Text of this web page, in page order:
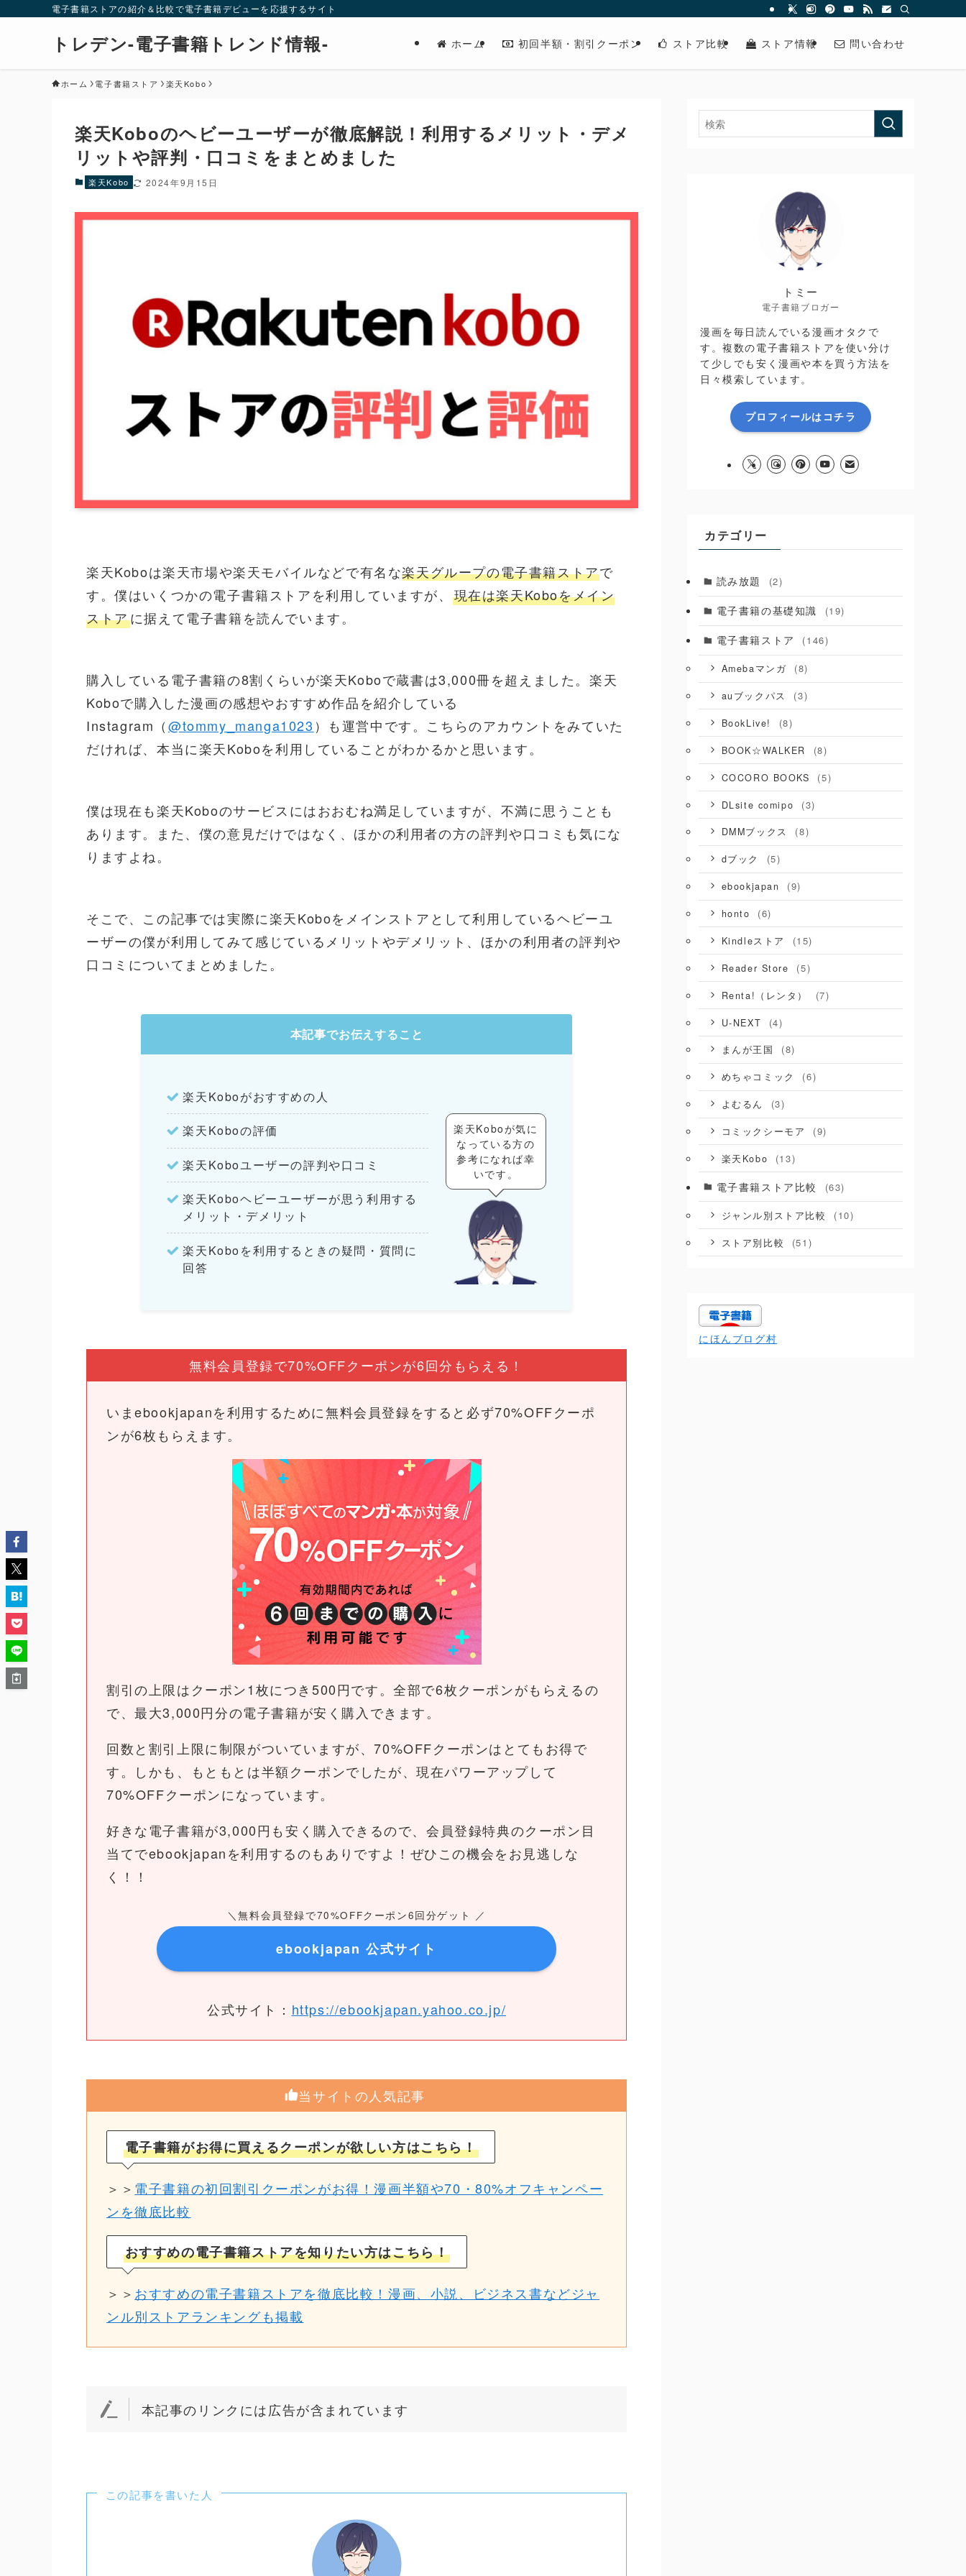
電子書籍ストアの紹介＆比較で電子書籍デビューを応援するサイト
トレデン-電子書籍トレンド情報- ホーム 初回半額・割引クーポン ストア比較 ストア情報 問い合わせ
ホーム 電子書籍ストア 楽天Kobo
楽天Koboのヘビーユーザーが徹底解説！利用するメリット・デメ
リットや評判・口コミをまとめました
楽天Kobo 2024年9月15日
楽天Koboは楽天市場や楽天モバイルなどで有名な楽天グループの電子書籍ストアで
す。僕はいくつかの電子書籍ストアを利用していますが、 現在は楽天Koboをメイン
ストアに据えて電子書籍を読んでいます。
購入している電子書籍の8割くらいが楽天Koboで蔵書は3,000冊を超えました。楽天
Koboで購入した漫画の感想やおすすめ作品を紹介している
Instagram（@tommy_manga1023 ）も運営中です。こちらのアカウントをみていた
だければ、本当に楽天Koboを利用していることがわかるかと思います。
僕は現在も楽天Koboのサービスにはおおむね満足していますが、不満に思うことも
あります。また、僕の意見だけではなく、ほかの利用者の方の評判や口コミも気にな
りますよね。
そこで、この記事では実際に楽天Koboをメインストアとして利用しているヘビーユ
ーザーの僕が利用してみて感じているメリットやデメリット、ほかの利用者の評判や
口コミについてまとめました。
本記事でお伝えすること
楽天Koboがおすすめの人
楽天Koboの評価
楽天Koboユーザーの評判や口コミ
楽天Koboヘビーユーザーが思う利用する
メリット・デメリット
楽天Koboを利用するときの疑問・質問に
回答
楽天Koboが気に
なっている方の
参考になれば幸
いです。
無料会員登録で70%OFFクーポンが6回分もらえる！
いまebookjapanを利用するために無料会員登録をすると必ず70%OFFクーポ
ンが6枚もらえます。
割引の上限はクーポン1枚につき500円です。全部で6枚クーポンがもらえるの
で、最大3,000円分の電子書籍が安く購入できます。
回数と割引上限に制限がついていますが、70%OFFクーポンはとてもお得で
す。しかも、もともとは半額クーポンでしたが、現在パワーアップして
70%OFFクーポンになっています。
好きな電子書籍が3,000円も安く購入できるので、会員登録特典のクーポン目
当てでebookjapanを利用するのもありですよ！ぜひこの機会をお見逃しな
く！！
＼無料会員登録で70%OFFクーポン6回分ゲット ／
ebookjapan 公式サイト
公式サイト： https://ebookjapan.yahoo.co.jp/
当サイトの人気記事
電子書籍がお得に買えるクーポンが欲しい方はこちら！
＞＞ 電子書籍の初回割引クーポンがお得！漫画半額や70・80%オフキャンペー
ンを徹底比較
おすすめの電子書籍ストアを知りたい方はこちら！
＞＞ おすすめの電子書籍ストアを徹底比較！漫画、小説、ビジネス書などジャ
ンル別ストアランキングも掲載
本記事のリンクには広告が含まれています
この記事を書いた人
トミー
電子書籍ブロガー
漫画を毎日読んでいる漫画オタクで
す。複数の電子書籍ストアを使い分け
て少しでも安く漫画や本を買う方法を
日々模索しています。
プロフィールはコチラ
カテゴリー
読み放題 (2)
電子書籍の基礎知識 (19)
電子書籍ストア (146)
Amebaマンガ (8)
auブックパス (3)
BookLive! (8)
BOOK☆WALKER (8)
COCORO BOOKS (5)
DLsite comipo (3)
DMMブックス (8)
dブック (5)
ebookjapan (9)
honto (6)
Kindleストア (15)
Reader Store (5)
Renta!（レンタ） (7)
U-NEXT (4)
まんが王国 (8)
めちゃコミック (6)
よむるん (3)
コミックシーモア (9)
楽天Kobo (13)
電子書籍ストア比較 (63)
ジャンル別ストア比較 (10)
ストア別比較 (51)
にほんブログ村